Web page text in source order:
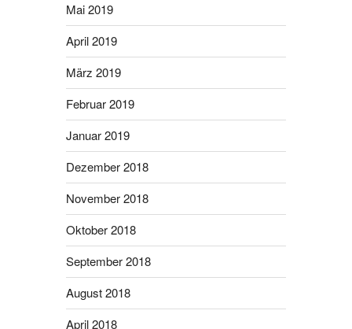
Mai 2019
April 2019
März 2019
Februar 2019
Januar 2019
Dezember 2018
November 2018
Oktober 2018
September 2018
August 2018
April 2018